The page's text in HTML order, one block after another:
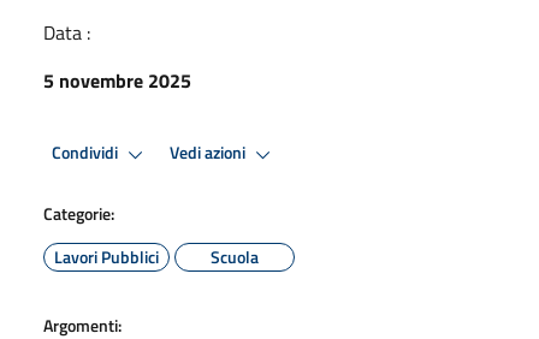
Data :
5 novembre 2025
Condividi Vedi azioni
Categorie:
Lavori Pubblici
Scuola
Argomenti: